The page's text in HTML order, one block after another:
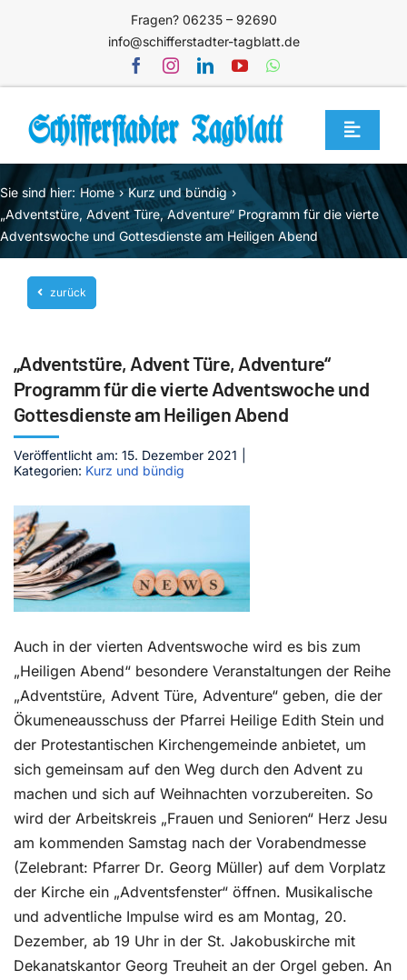
Fragen? 06235 – 92690
info@schifferstadter-tagblatt.de
Toggle
Home
Themen
Blog
Unternehmen
Mediathek
Jetzt abonnieren
Kontakt
Sie sind hier: Home
Kurz und bündig
„Adventstüre, Advent Türe, Adventure“ Programm für die vierte
Adventswoche und Gottesdienste am Heiligen Abend
zurück
„Adventstüre, Advent Türe, Adventure“
Programm für die vierte Adventswoche und
Gottesdienste am Heiligen Abend
Veröffentlicht am: 15. Dezember 2021
Kategorien: Kurz und bündig
Auch in der vierten Adventswoche wird es bis zum
„Heiligen Abend“ besondere Veranstaltungen der Reihe
„Adventstüre, Advent Türe, Adventure“ geben, die der
Ökumeneausschuss der Pfarrei Heilige Edith Stein und
der Protestantischen Kirchengemeinde anbietet, um
sich gemeinsam auf den Weg durch den Advent zu
machen und sich auf Weihnachten vorzubereiten. So
wird der Arbeitskreis „Frauen und Senioren“ Herz Jesu
am kommenden Samstag nach der Vorabendmesse
(Zelebrant: Pfarrer Dr. Georg Müller) auf dem Vorplatz
der Kirche ein „Adventsfenster“ öffnen. Musikalische
und adventliche Impulse wird es am Montag, 20.
Dezember, ab 19 Uhr in der St. Jakobuskirche mit
Dekanatskantor Georg Treuheit an der Orgel geben. An